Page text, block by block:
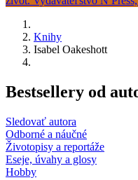
Knihy
Isabel Oakeshott
Bestsellery od
Sledovať autora
Odborné a náučné
Životopisy a reportáže
Eseje, úvahy a glosy
Hobby